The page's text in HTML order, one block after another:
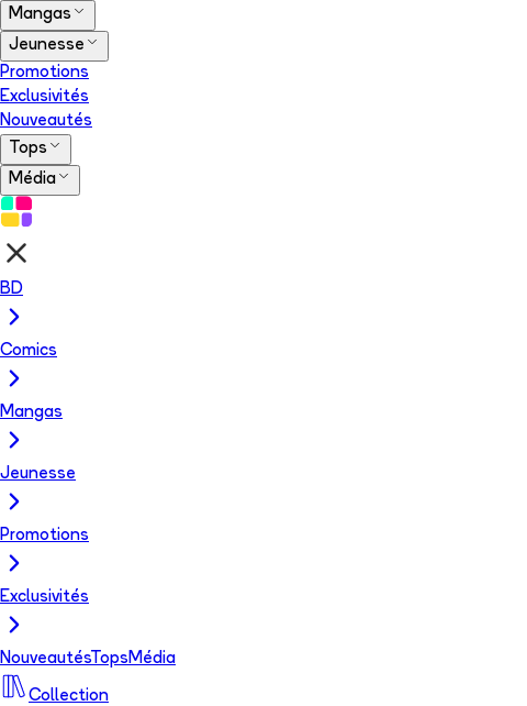
Mangas
Jeunesse
Promotions
Exclusivités
Nouveautés
Tops
Média
BD
Comics
Mangas
Jeunesse
Promotions
Exclusivités
NouveautésTops Média
Collection